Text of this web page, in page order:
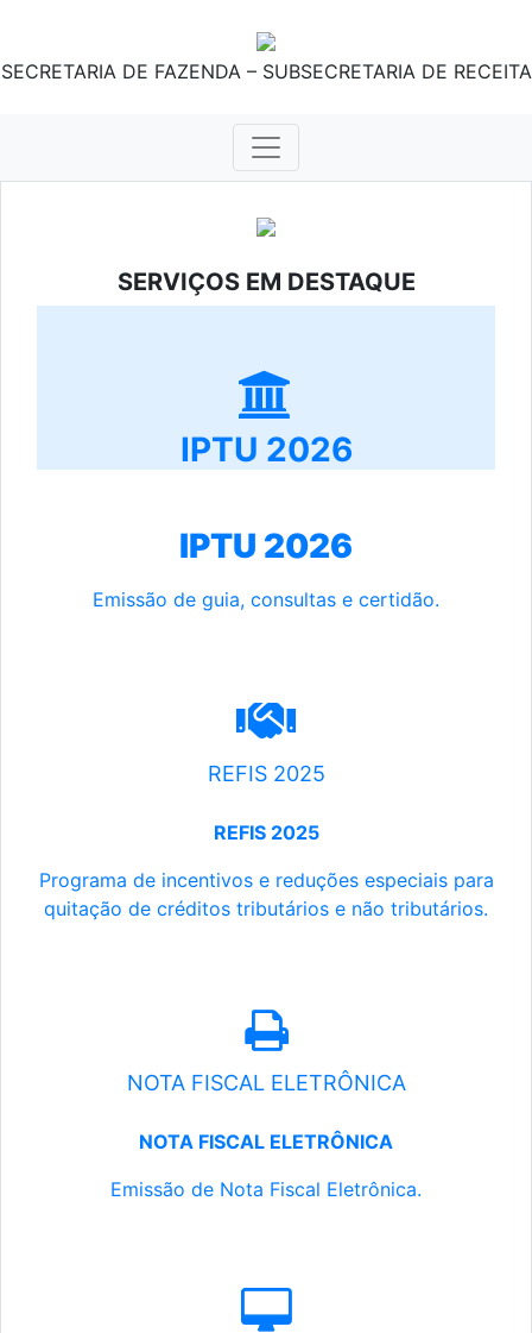
SECRETARIA DE FAZENDA – SUBSECRETARIA DE RECEITA
SERVIÇOS EM DESTAQUE
IPTU 2026
IPTU 2026
Emissão de guia, consultas e certidão.
REFIS 2025
REFIS 2025
Programa de incentivos e reduções especiais para
quitação de créditos tributários e não tributários.
NOTA FISCAL ELETRÔNICA
NOTA FISCAL ELETRÔNICA
Emissão de Nota Fiscal Eletrônica.